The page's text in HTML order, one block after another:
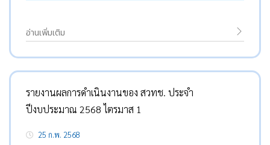
อ่านเพิ่มเติม
รายงานผลการดำเนินงานของ สวทช. ประจำ
ปีงบประมาณ 2568 ไตรมาส 1
25 ก.พ. 2568